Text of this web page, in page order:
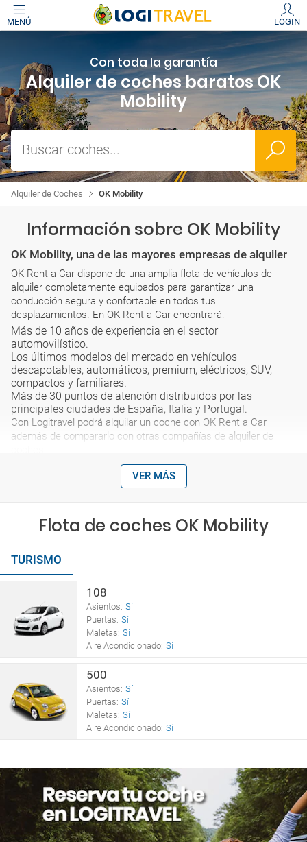
MENÚ LOGIN
Con toda la garantía
Alquiler de coches baratos OK
Mobility
Buscar coches...
OK Mobility
Alquiler de Coches
Información sobre OK Mobility
OK Mobility, una de las mayores empresas de alquiler
OK Rent a Car dispone de una amplia flota de vehículos de
alquiler completamente equipados para garantizar una
conducción segura y confortable en todos tus
desplazamientos. En OK Rent a Car encontrará:
Más de 10 años de experiencia en el sector
automovilístico.
Los últimos modelos del mercado en vehículos
descapotables, automáticos, premium, eléctricos, SUV,
compactos y familiares.
Más de 30 puntos de atención distribuidos por las
principales ciudades de España, Italia y Portugal.
Con Logitravel podrá alquilar un coche con OK Rent a Car
además de compararlo con otras compañías de alquiler de
VER MÁS
Flota de coches OK Mobility
TURISMO
108
Asientos: Sí
Puertas: Sí
Maletas: Sí
Aire Acondicionado: Sí
500
Asientos: Sí
Puertas: Sí
Maletas: Sí
Aire Acondicionado: Sí